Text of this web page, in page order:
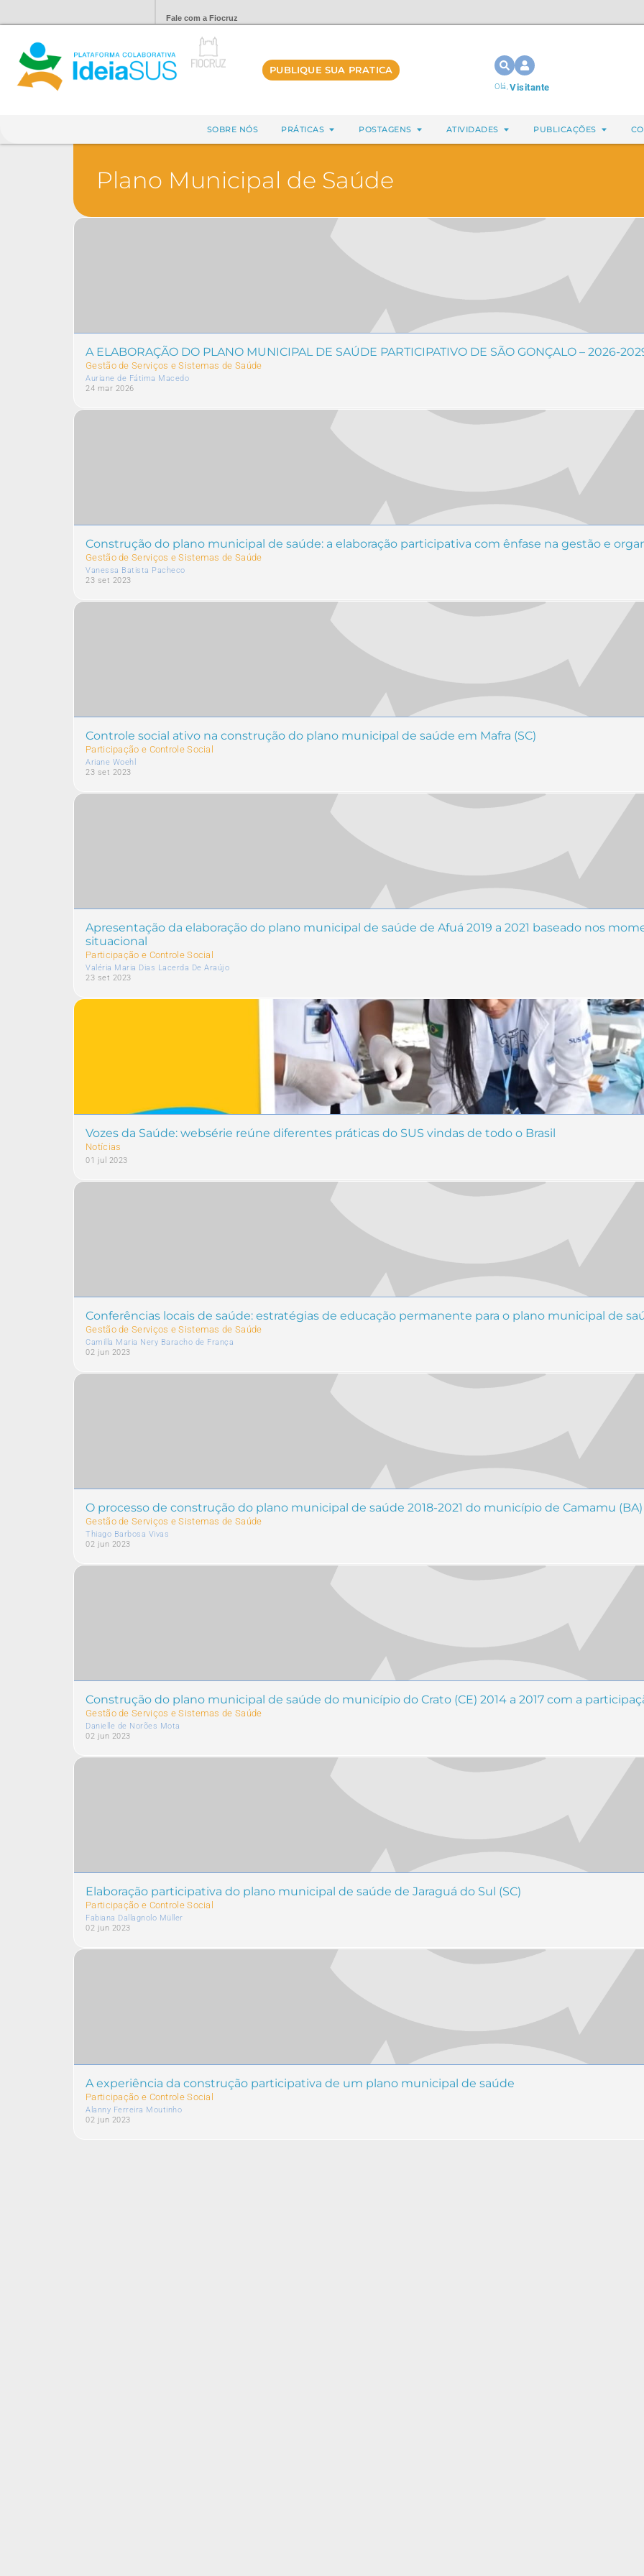
Fale com a Fiocruz
PUBLIQUE SUA PRATICA
Olá,Visitante
SOBRE NÓS PRÁTICAS POSTAGENS ATIVIDADES PUBLICAÇÕES
Plano Municipal de Saúde
A ELABORAÇÃO DO PLANO MUNICIPAL DE SAÚDE PARTICIPATIVO DE SÃO GONÇALO – 2026-
Gestão de Serviços e Sistemas de Saúde
Auriane de Fátima Macedo
24 mar 2026
Construção do plano municipal de saúde: a elaboração participativa com ênfase na gestão e
Gestão de Serviços e Sistemas de Saúde
Vanessa Batista Pacheco
23 set 2023
Controle social ativo na construção do plano municipal de saúde em Mafra (SC)
Participação e Controle Social
Ariane Woehl
23 set 2023
Apresentação da elaboração do plano municipal de saúde de Afuá 2019 a 2021 baseado nos
situacional
Participação e Controle Social
Valéria Maria Dias Lacerda De Araújo
23 set 2023
Vozes da Saúde: websérie reúne diferentes práticas do SUS vindas de todo o Brasil
Notícias
01 jul 2023
Conferências locais de saúde: estratégias de educação permanente para o plano municipal de
Gestão de Serviços e Sistemas de Saúde
Camilla Maria Nery Baracho de França
02 jun 2023
O processo de construção do plano municipal de saúde 2018-2021 do município de Camamu (BA)
Gestão de Serviços e Sistemas de Saúde
Thiago Barbosa Vivas
02 jun 2023
Construção do plano municipal de saúde do município do Crato (CE) 2014 a 2017 com a
Gestão de Serviços e Sistemas de Saúde
Danielle de Norões Mota
02 jun 2023
Elaboração participativa do plano municipal de saúde de Jaraguá do Sul (SC)
Participação e Controle Social
Fabiana Dallagnolo Müller
02 jun 2023
A experiência da construção participativa de um plano municipal de saúde
Participação e Controle Social
Alanny Ferreira Moutinho
02 jun 2023